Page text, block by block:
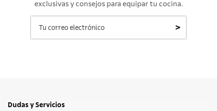
exclusivas y consejos para equipar tu cocina.
>
Dudas y Servicios